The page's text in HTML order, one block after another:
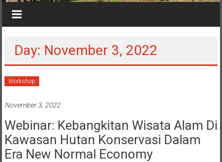
Day: November 3, 2022
Workshop
November 3, 2022
Webinar: Kebangkitan Wisata Alam Di
Kawasan Hutan Konservasi Dalam
Era New Normal Economy